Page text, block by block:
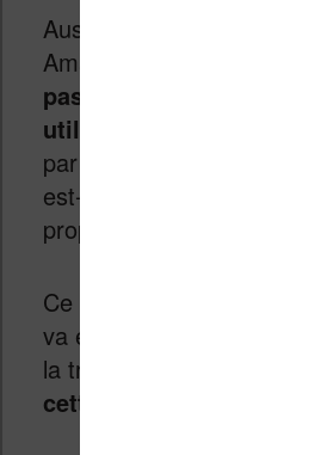
Aussi, et c’est un point
Amazon,
l’entreprise
pas sur l’intelligence
utilisée
. Est-ce qu’il
par un tiers comme
est-ce que Amazon a
propre intelligence
Ce point est très
va exercer une
la traduction mais aussi
cette traduction